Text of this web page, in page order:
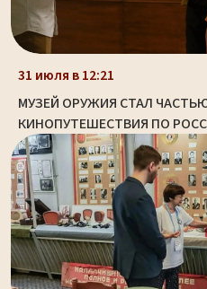
31 июля в 12:21
МУЗЕЙ ОРУЖИЯ СТАЛ
КИНОПУТЕШЕСТВИЯ ПО